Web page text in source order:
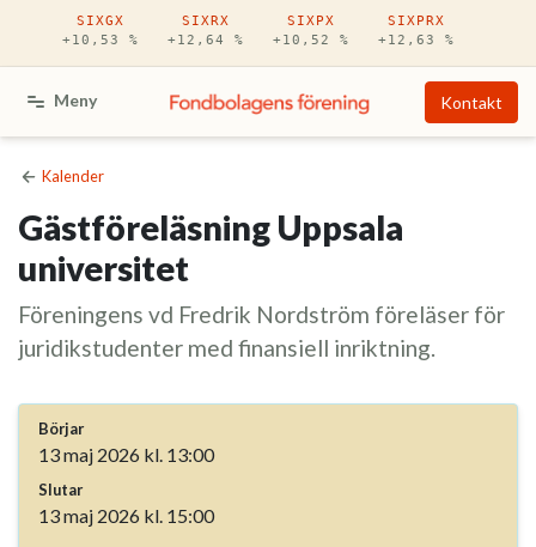
Hoppa till huvudinnehåll
SIXGX
+10,53 %
SIXRX
+12,64 %
SIXPX
+10,52 %
SIXPRX
+12,63 %
Meny Kontakt
Kalender
Gästföreläsning Uppsala
universitet
Föreningens vd Fredrik Nordström föreläser för
juridikstudenter med finansiell inriktning.
Börjar
13 maj 2026 kl. 13:00
Slutar
13 maj 2026 kl. 15:00